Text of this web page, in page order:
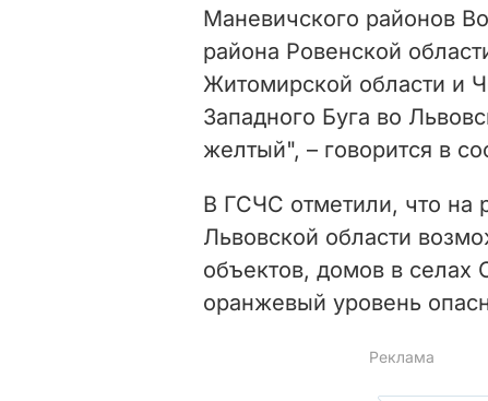
Маневичского районов
района Ровенской
Житомирской области и
Западного Буга во
желтый", – говорится в
В ГСЧС отметили, что на
Львовской области
объектов, домов в селах
оранжевый уровень